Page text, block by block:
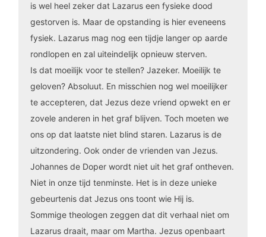
is wel heel zeker dat Lazarus een fysieke dood
gestorven is. Maar de opstanding is hier eveneens
fysiek. Lazarus mag nog een tijdje langer op aarde
rondlopen en zal uiteindelijk opnieuw sterven.
Is dat moeilijk voor te stellen? Jazeker. Moeilijk te
geloven? Absoluut. En misschien nog wel moeilijker
te accepteren, dat Jezus deze vriend opwekt en er
zovele anderen in het graf blijven. Toch moeten we
ons op dat laatste niet blind staren. Lazarus is de
uitzondering. Ook onder de vrienden van Jezus.
Johannes de Doper wordt niet uit het graf ontheven.
Niet in onze tijd tenminste. Het is in deze unieke
gebeurtenis dat Jezus ons toont wie Hij is.
Sommige theologen zeggen dat dit verhaal niet om
Lazarus draait, maar om Martha. Jezus openbaart